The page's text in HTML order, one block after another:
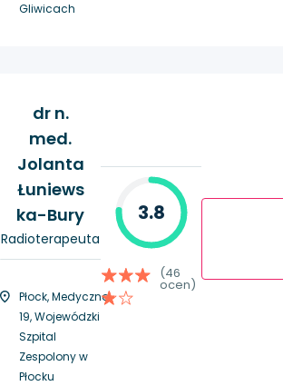
Gliwicach
dr n.
med.
Jolanta
Łuniews
ka-Bury
Radioterapeuta
Płock, Medyczna
19, Wojewódzki
Szpital
Zespolony w
Płocku
3.8
(46
ocen)